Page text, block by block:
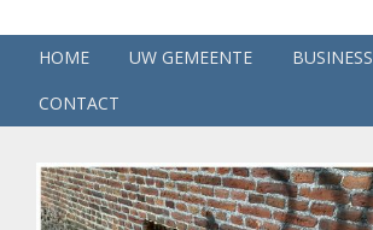
HOME UW GEMEENTE BUSINESS
CONTACT